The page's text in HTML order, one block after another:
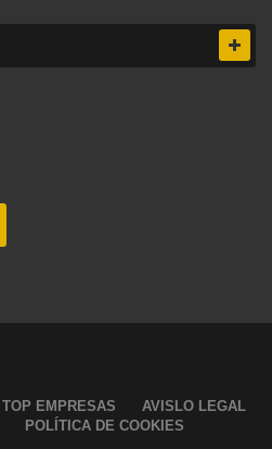
TOP EMPRESAS
AVISLO LEGAL
POLÍTICA DE COOKIES